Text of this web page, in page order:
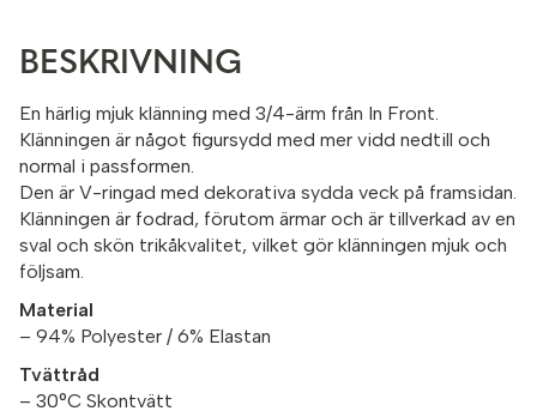
BESKRIVNING
En härlig mjuk klänning med 3/4-ärm från In Front.
Klänningen är något figursydd med mer vidd nedtill och
normal i passformen.
Den är V-ringad med dekorativa sydda veck på framsidan.
Klänningen är fodrad, förutom ärmar och är tillverkad av en
sval och skön trikåkvalitet, vilket gör klänningen mjuk och
följsam.
Material
– 94% Polyester / 6% Elastan
Tvättråd
– 30°C Skontvätt